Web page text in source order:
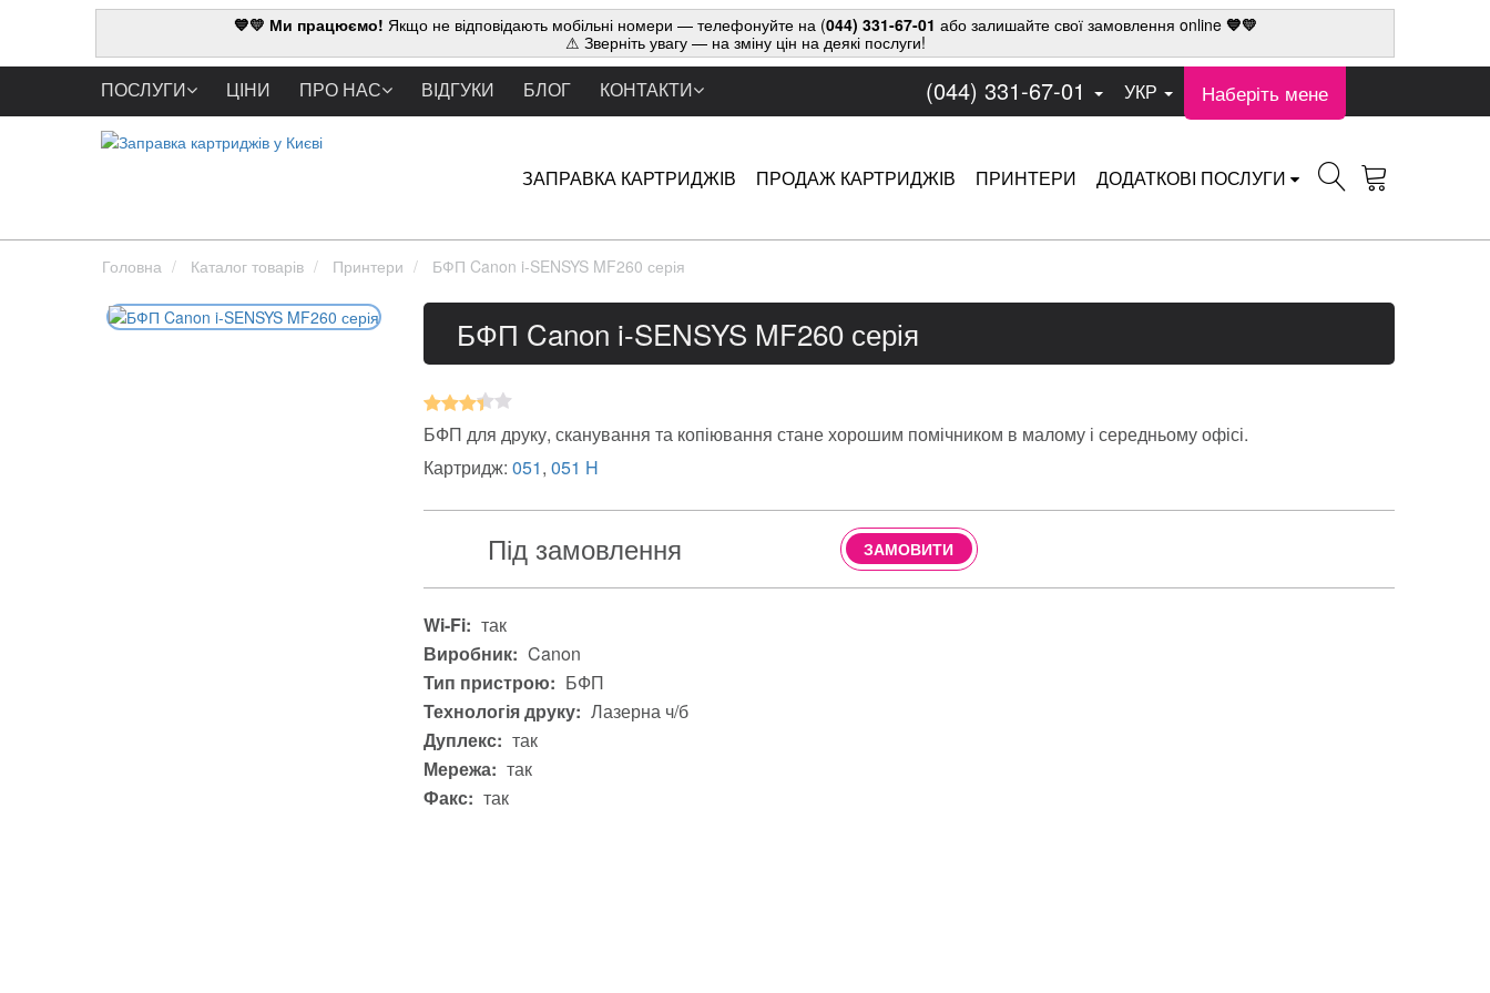
💙💛 Ми працюємо! Якщо не відповідають мобільні номери — телефонуйте на (044) 331-67-01 або залишайте свої замовлення online💙💛
⚠ Зверніть увагу — на зміну цін на деякі послуги!
ПОСЛУГИ ЦІНИ ПРО НАС ВІДГУКИ БЛОГ КОНТАКТИ (044) 331-67-01 УКР Наберіть мене
ЗАПРАВКА КАРТРИДЖІВ ПРОДАЖ КАРТРИДЖІВ ПРИНТЕРИ ДОДАТКОВІ ПОСЛУГИ
Головна Каталог товарів Принтери БФП Canon i-SENSYS MF260 серія
БФП Canon i-SENSYS MF260 серія
БФП для друку, сканування та копіювання стане хорошим помічником в малому і середньому офісі.
Картридж: 051, 051 H
Під замовлення ЗАМОВИТИ
Wi-Fi: так
Виробник: Canon
Тип пристрою: БФП
Технологія друку: Лазерна ч/б
Дуплекс: так
Мережа: так
Факс: так